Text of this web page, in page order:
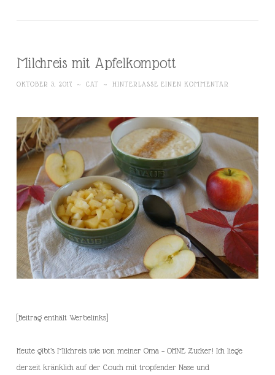
Milchreis mit Apfelkompott
OKTOBER 3, 2017 ~ CAT ~ HINTERLASSE EINEN KOMMENTAR
[Beitrag enthält Werbelinks]
Heute gibt’s Milchreis wie von meiner Oma – OHNE Zucker! Ich liege
derzeit kränklich auf der Couch mit tropfender Nase und